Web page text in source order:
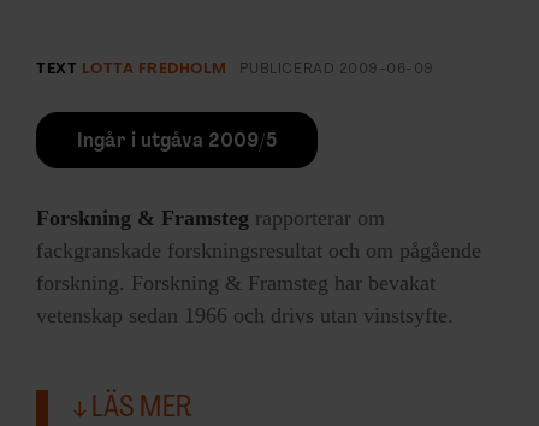
TEXT LOTTA FREDHOLM PUBLICERAD 2009-06-09
Ingår i utgåva 2009/5
Forskning & Framsteg rapporterar om
fackgranskade forskningsresultat och om pågående
forskning. Forskning & Framsteg har bevakat
vetenskap sedan 1966 och drivs utan vinstsyfte.
LÄS MER